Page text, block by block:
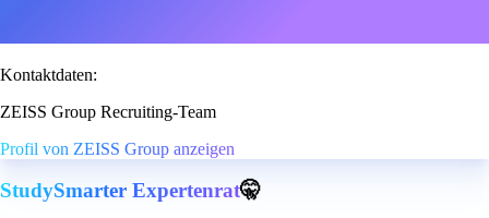
Kontaktdaten:
ZEISS Group Recruiting-Team
Profil von ZEISS Group anzeigen
StudySmarter Expertenrat🤫